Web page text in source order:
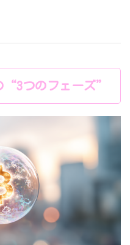
“3つのフェーズ”